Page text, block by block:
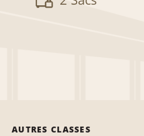
AUTRES CLASSES